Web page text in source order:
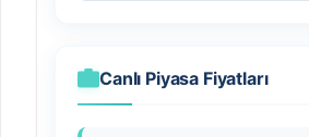
Canlı Piyasa Fiyatları